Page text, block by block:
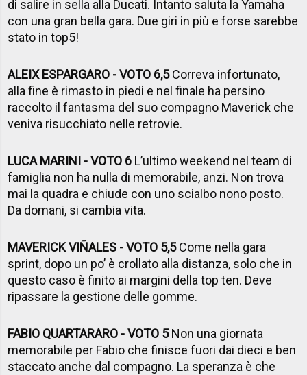
di salire in sella alla Ducati. Intanto saluta la Yamaha
con una gran bella gara. Due giri in più e forse sarebbe
stato in top5!
ALEIX ESPARGARO - VOTO 6,5Correva infortunato,
alla fine è rimasto in piedi e nel finale ha persino
raccolto il fantasma del suo compagno Maverick che
veniva risucchiato nelle retrovie.
LUCA MARINI - VOTO 6 L’ultimo weekend nel team di
famiglia non ha nulla di memorabile, anzi. Non trova
mai la quadra e chiude con uno scialbo nono posto.
Da domani, si cambia vita.
MAVERICK VIÑALES - VOTO 5,5Come nella gara
sprint, dopo un po’ è crollato alla distanza, solo che in
questo caso è finito ai margini della top ten. Deve
ripassare la gestione delle gomme.
FABIO QUARTARARO - VOTO 5Non una giornata
memorabile per Fabio che finisce fuori dai dieci e ben
staccato anche dal compagno. La speranza è che